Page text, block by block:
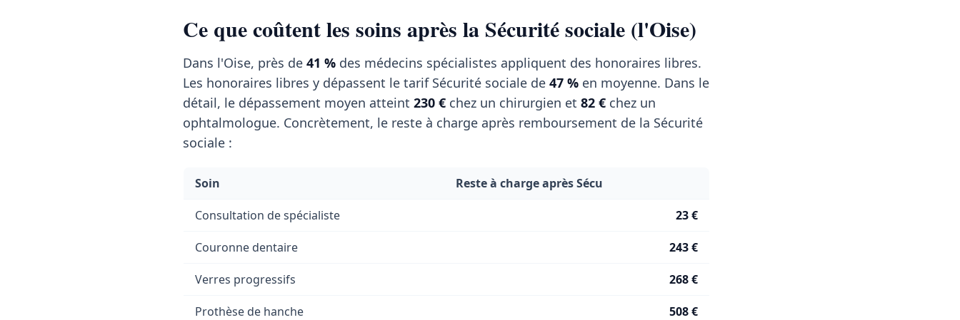
Ce que coûtent les soins après la Sécurité sociale (l'Oise)
Dans l'Oise, près de 41 % des médecins spécialistes appliquent des honoraires libres.
Les honoraires libres y dépassent le tarif Sécurité sociale de 47 % en moyenne. Dans le
détail, le dépassement moyen atteint 230 € chez un chirurgien et 82 € chez un
ophtalmologue. Concrètement, le reste à charge après remboursement de la Sécurité
sociale :
Soin Reste à charge après Sécu
Consultation de spécialiste 23 €
Couronne dentaire 243 €
Verres progressifs 268 €
Prothèse de hanche 508 €